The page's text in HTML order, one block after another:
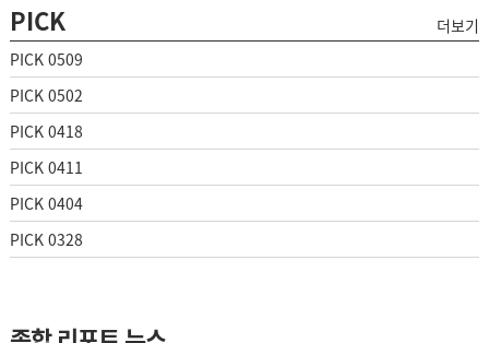
PICK
더보기
PICK 0509
PICK 0502
PICK 0418
PICK 0411
PICK 0404
PICK 0328